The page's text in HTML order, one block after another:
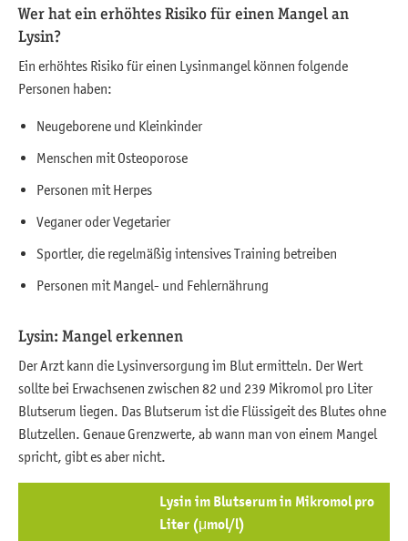
Wer hat ein erhöhtes Risiko für einen Mangel an
Lysin?
Ein erhöhtes Risiko für einen Lysinmangel können folgende
Personen haben:
Neugeborene und Kleinkinder
Menschen mit Osteoporose
Personen mit Herpes
Veganer oder Vegetarier
Sportler, die regelmäßig intensives Training betreiben
Personen mit Mangel- und Fehlernährung
Lysin: Mangel erkennen
Der Arzt kann die Lysinversorgung im Blut ermitteln. Der Wert
sollte bei Erwachsenen zwischen 82 und 239 Mikromol pro Liter
Blutserum liegen. Das Blutserum ist die Flüssigeit des Blutes ohne
Blutzellen. Genaue Grenzwerte, ab wann man von einem Mangel
spricht, gibt es aber nicht.
Lysin im Blutserum in Mikromol pro
Liter (μmol/l)